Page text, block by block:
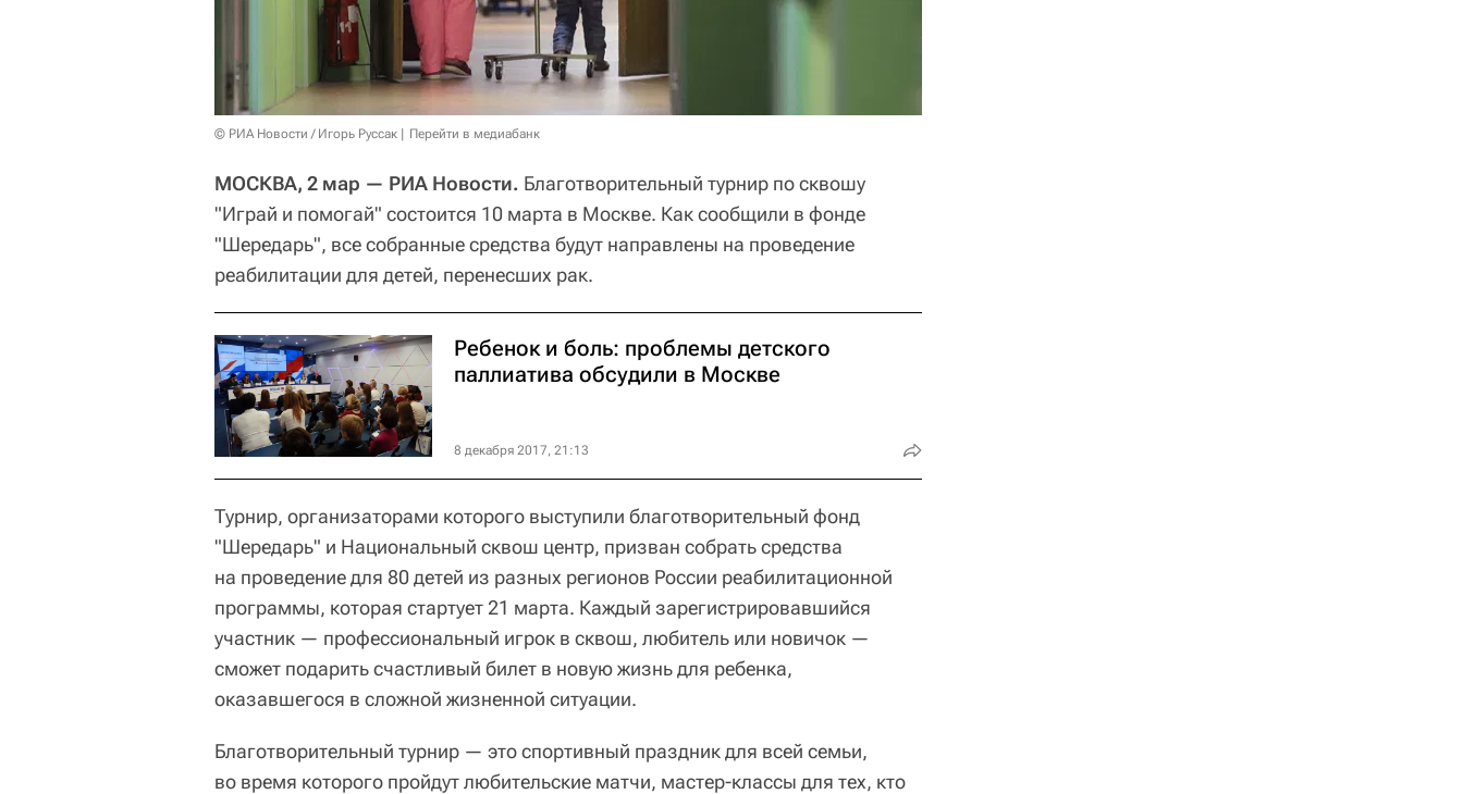
© РИА Новости / Игорь Руссак Перейти в медиабанк
МОСКВА, 2 мар — РИА Новости. Благотворительный турнир по сквошу
"Играй и помогай" состоится 10 марта в Москве. Как сообщили в фонде
"Шередарь", все собранные средства будут направлены на проведение
реабилитации для детей, перенесших рак.
Ребенок и боль: проблемы детского
паллиатива обсудили в Москве
8 декабря 2017, 21:13
Турнир, организаторами которого выступили благотворительный фонд
"Шередарь" и Национальный сквош центр, призван собрать средства
на проведение для 80 детей из разных регионов России реабилитационной
программы, которая стартует 21 марта. Каждый зарегистрировавшийся
участник — профессиональный игрок в сквош, любитель или новичок —
сможет подарить счастливый билет в новую жизнь для ребенка,
оказавшегося в сложной жизненной ситуации.
Благотворительный турнир — это спортивный праздник для всей семьи,
во время которого пройдут любительские матчи, мастер-классы для тех, кто